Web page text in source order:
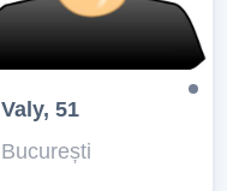
Valy, 51
București